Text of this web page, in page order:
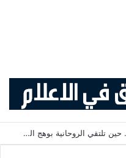
أكثر من 2,7 مليون من مغاربة العالم يدخلون المملكة منذ انطلاق عملية «مرحبا 2026»